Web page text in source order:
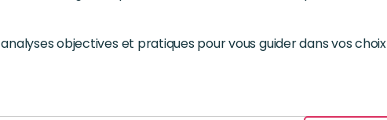
objectives et pratiques pour vous guider dans vos choix